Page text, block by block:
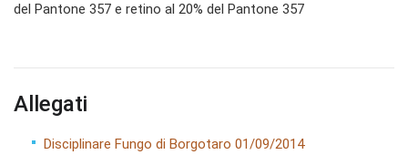
del Pantone 357 e retino al 20% del Pantone 357
Allegati
Disciplinare Fungo di Borgotaro 01/09/2014